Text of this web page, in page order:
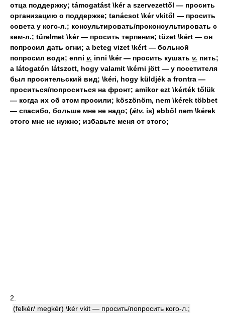
отца поддержку; támogatást \kér a szervezettől — просить
организацию о поддержке; tanácsot \kér vkitől — просить
совета у когс-л.; консультировать/проконсультировать с
кем-л.; türelmet \kér — просить терпения; tüzet \kért — он
попросил дать огни; a beteg vizet \kért — больной
попросил води; enni v. inni \kér — просить кушать v. пить;
a látogatón látszott, hogy valamit \kérni jött — у посетителя
был просительский вид; \kéri, hogy küldjék a frontra —
проситься/попроситься на фронт; amikor ezt \kérték tőlük
— когда их об этом просили; köszönöm, nem \kérek többet
— спасибо, больше мне не надо; (átv. is) ebből nem \kérek
этого мне не нужно; избавьте меня от этого;
2.
(felkér/ megkér) \kér vkit — просить/попросить кого-л.;